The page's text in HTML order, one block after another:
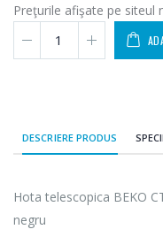
Preţurile afişate pe siteul
DESCRIERE PRODUS
Hota telescopica BEKO
negru